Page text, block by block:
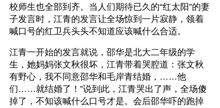
校师生也全部到齐。当人们期待已久的“红太阳”的妻
子发言时，江青的发言让全场惊到一片寂静，领着
喊口号的红卫兵头头不知道应该喊什么合适。
江青一开始的发言就说，邵华是北大二年级的学
生，她妈妈张文秋很坏，江青带着哭腔道：张文秋
有野心，我不同意邵华和毛岸青结婚，……他
们……就结婚了！”说到此，江青哭出了声，全场傻
掉了，不知该喊什么口号才是。会后邵华吓的跑掉